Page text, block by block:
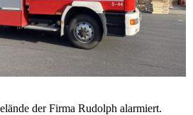
der Firma Rudolph alarmiert.